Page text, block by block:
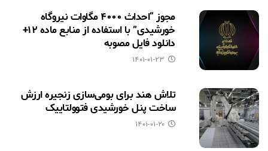
مجوز “احداث ۴۰۰۰ مگاوات نیروگاه
خورشیدی” با استفاده از منابع ماده ۱۲+
دانلود فایل مصوبه
۱۴۰۱-۰۱-۲۳
تلاش هند برای بومی‌سازی زنجیره ارزش
ساخت پنل خورشیدی فتوولتاییک
۱۴۰۱-۰۱-۲۰